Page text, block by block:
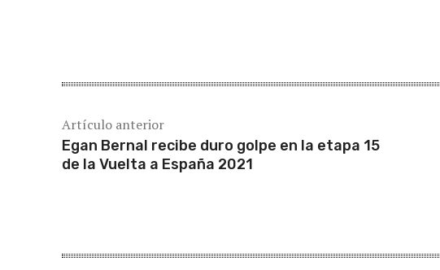
Artículo anterior
Egan Bernal recibe duro golpe en la etapa 15
de la Vuelta a España 2021